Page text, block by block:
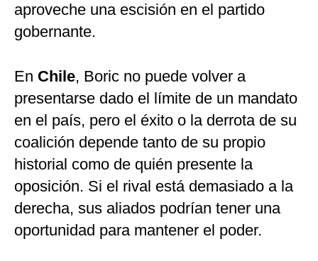
aproveche una escisión en el partido
gobernante.
En Chile, Boric no puede volver a
presentarse dado el límite de un mandato
en el país, pero el éxito o la derrota de su
coalición depende tanto de su propio
historial como de quién presente la
oposición. Si el rival está demasiado a la
derecha, sus aliados podrían tener una
oportunidad para mantener el poder.